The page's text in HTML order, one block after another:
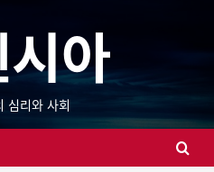
아
심리와 사회